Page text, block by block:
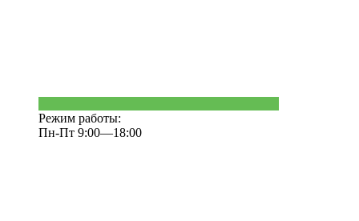
Режим работы:
Пн-Пт 9:00—18:00